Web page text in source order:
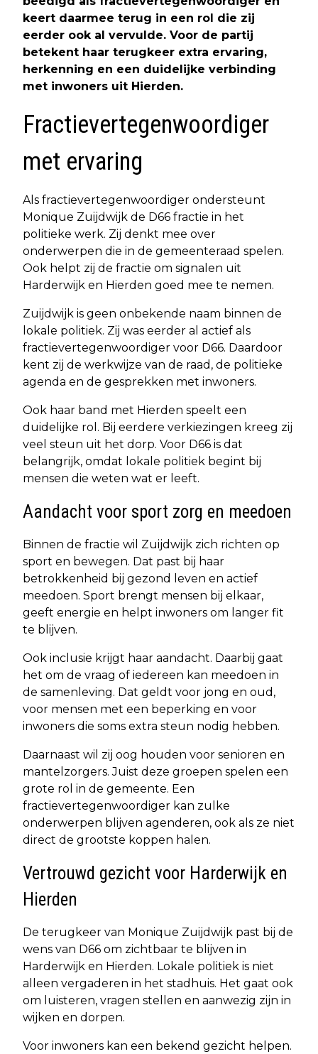
keert daarmee terug in een rol die zij
eerder ook al vervulde. Voor de partij
betekent haar terugkeer extra ervaring,
herkenning en een duidelijke verbinding
met inwoners uit Hierden.
Fractievertegenwoordiger
met ervaring
Als fractievertegenwoordiger ondersteunt
Monique Zuijdwijk de D66 fractie in het
politieke werk. Zij denkt mee over
onderwerpen die in de gemeenteraad spelen.
Ook helpt zij de fractie om signalen uit
Harderwijk en Hierden goed mee te nemen.
Zuijdwijk is geen onbekende naam binnen de
lokale politiek. Zij was eerder al actief als
fractievertegenwoordiger voor D66. Daardoor
kent zij de werkwijze van de raad, de politieke
agenda en de gesprekken met inwoners.
Ook haar band met Hierden speelt een
duidelijke rol. Bij eerdere verkiezingen kreeg zij
veel steun uit het dorp. Voor D66 is dat
belangrijk, omdat lokale politiek begint bij
mensen die weten wat er leeft.
Aandacht voor sport zorg en meedoen
Binnen de fractie wil Zuijdwijk zich richten op
sport en bewegen. Dat past bij haar
betrokkenheid bij gezond leven en actief
meedoen. Sport brengt mensen bij elkaar,
geeft energie en helpt inwoners om langer fit
te blijven.
Ook inclusie krijgt haar aandacht. Daarbij gaat
het om de vraag of iedereen kan meedoen in
de samenleving. Dat geldt voor jong en oud,
voor mensen met een beperking en voor
inwoners die soms extra steun nodig hebben.
Daarnaast wil zij oog houden voor senioren en
mantelzorgers. Juist deze groepen spelen een
grote rol in de gemeente. Een
fractievertegenwoordiger kan zulke
onderwerpen blijven agenderen, ook als ze niet
direct de grootste koppen halen.
Vertrouwd gezicht voor Harderwijk en
Hierden
De terugkeer van Monique Zuijdwijk past bij de
wens van D66 om zichtbaar te blijven in
Harderwijk en Hierden. Lokale politiek is niet
alleen vergaderen in het stadhuis. Het gaat ook
om luisteren, vragen stellen en aanwezig zijn in
wijken en dorpen.
Voor inwoners kan een bekend gezicht helpen.